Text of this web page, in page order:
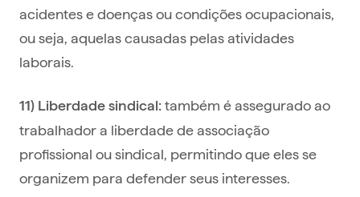
acidentes e doenças ou condições ocupacionais,
ou seja, aquelas causadas pelas atividades
laborais.
11) Liberdade sindical: também é assegurado ao
trabalhador a liberdade de associação
profissional ou sindical, permitindo que eles se
organizem para defender seus interesses.